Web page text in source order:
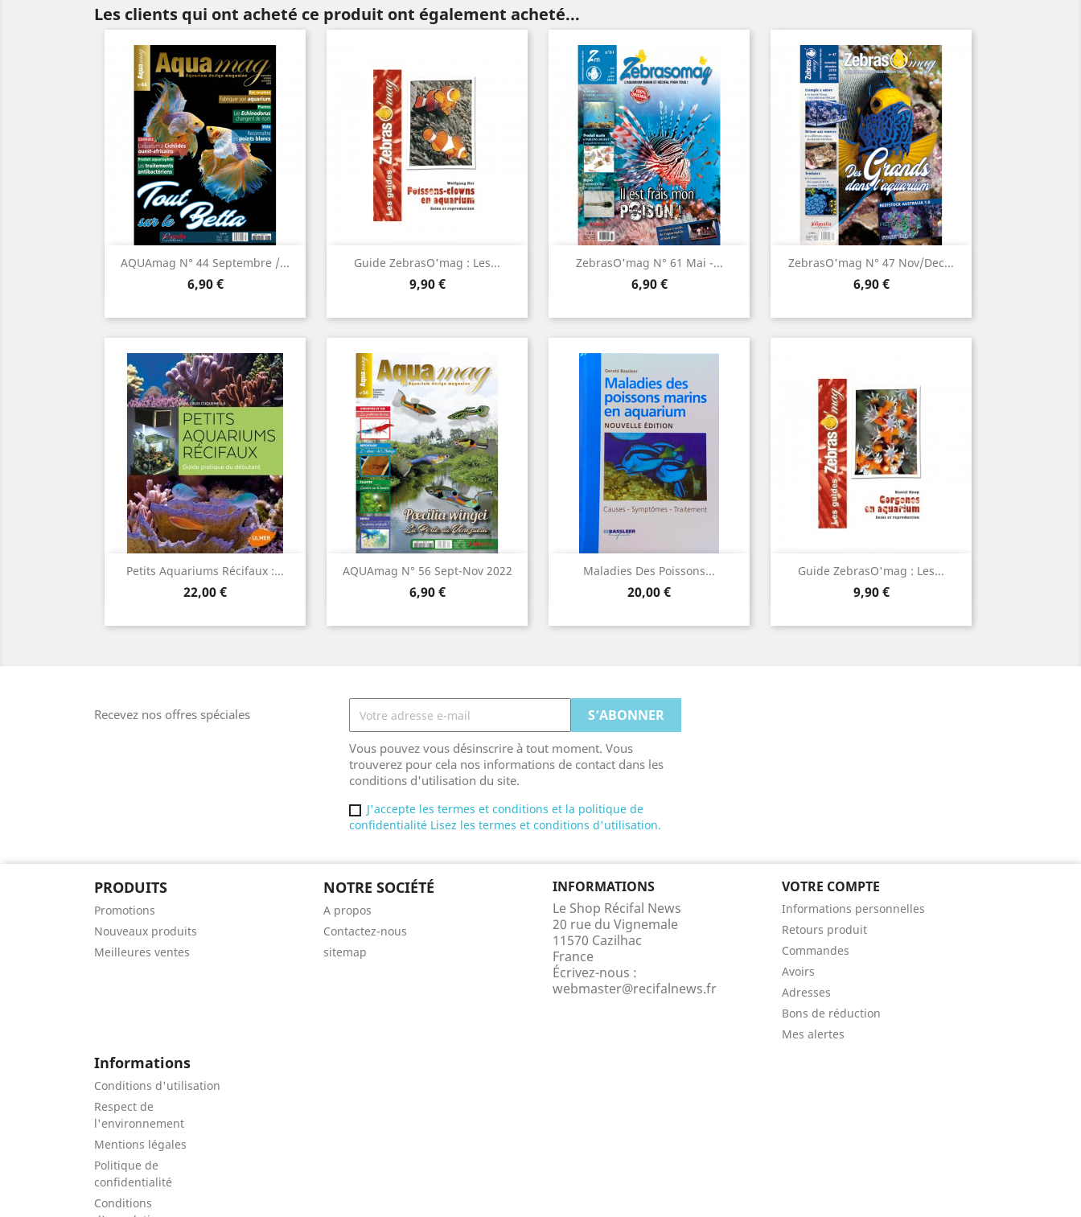
Les clients qui ont acheté ce produit ont également acheté...
AQUAmag N° 44 Septembre /...
Prix
6,90 €
Aperçu rapide Guide ZebrasO'mag : Les...
Prix
9,90 €
Aperçu rapide ZebrasO'mag N° 61 Mai -...
Prix
6,90 €
Aperçu rapide ZebrasO'mag N° 47 Nov/dec...
Prix
6,90 €
Aperçu rapide
Petits Aquariums Récifaux :...
Prix
22,00 €
Aperçu rapide AQUAmag N° 56 Sept-Nov 2022
Prix
6,90 €
Aperçu rapide Maladies Des Poissons...
Prix
20,00 €
Aperçu rapide Guide ZebrasO'mag : Les...
Prix
9,90 €
Aperçu rapide
Recevez nos offres spéciales
Vous pouvez vous désinscrire à tout moment. Vous
trouverez pour cela nos informations de contact dans les
conditions d'utilisation du site.
J'accepte les termes et conditions et la politique de
confidentialité Lisez les termes et conditions d'utilisation.
PRODUITS
Promotions
Nouveaux produits
Meilleures ventes
NOTRE SOCIÉTÉ
A propos
Contactez-nous
sitemap
INFORMATIONS
Le Shop Récifal News
20 rue du Vignemale
11570 Cazilhac
France
Écrivez-nous :
webmaster@recifalnews.fr
VOTRE COMPTE
Informations personnelles
Retours produit
Commandes
Avoirs
Adresses
Bons de réduction
Mes alertes
Informations
Conditions d'utilisation
Respect de
l'environnement
Mentions légales
Politique de
confidentialité
Conditions
Ne plus afficher
ce message